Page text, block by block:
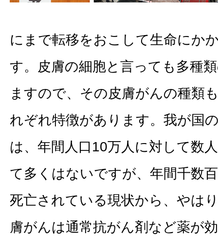
にまで転移をおこして生命にか
す。皮膚の細胞と言っても多種
ますので、その皮膚がんの種類
れぞれ特徴があります。我が国
は、年間人口10万人に対して数
て多くはないですが、年間千数
死亡されている現状から、やは
膚がんは通常抗がん剤など薬が